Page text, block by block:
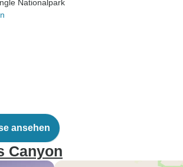
Nationalpark
ansehen
Canyon